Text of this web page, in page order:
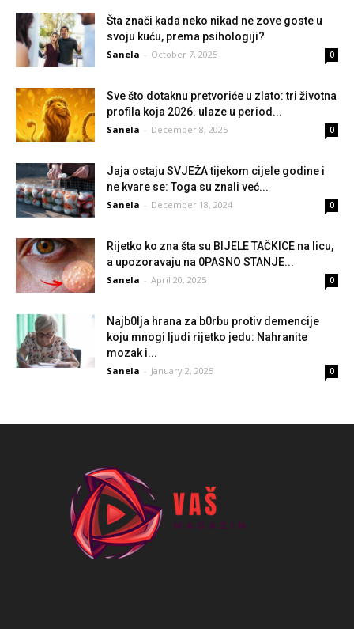
Šta znači kada neko nikad ne zove goste u
svoju kuću, prema psihologiji?
Sanela - October 7, 2025 0
Sve što dotaknu pretvoriće u zlato: tri životna
profila koja 2026. ulaze u period...
Sanela - December 8, 2025 0
Jaja ostaju SVJEŽA tijekom cijele godine i
ne kvare se: Toga su znali već...
Sanela - December 18, 2024 0
Rijetko ko zna šta su BIJELE TAČKICE na licu,
a upozoravaju na 0PASNO STANJE...
Sanela - April 20, 2025 0
Najb0lja hrana za b0rbu protiv demencije
koju mnogi ljudi rijetko jedu: Nahranite
mozak i...
Sanela - January 2, 2025 0